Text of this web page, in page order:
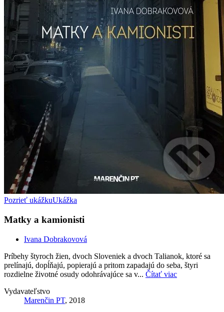
Pozrieť ukážkuUkážka
Matky a kamionisti
Ivana Dobrakovová
Príbehy štyroch žien, dvoch Sloveniek a dvoch Talianok, ktoré sa
prelínajú, dopĺňajú, popierajú a pritom zapadajú do seba, štyri
rozdielne životné osudy odohrávajúce sa v... Čítať viac
Vydavateľstvo
Marenčin PT, 2018